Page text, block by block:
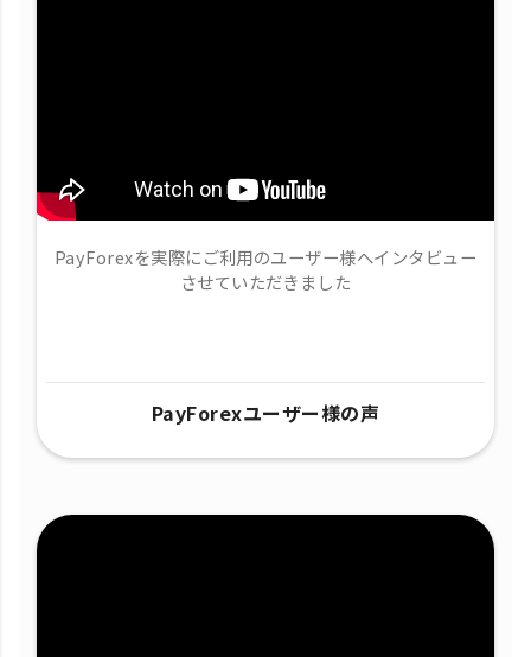
PayForexを実際にご利用のユーザー様へインタビュー
させていただきました
PayForexユーザー様の声​